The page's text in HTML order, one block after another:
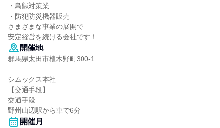
・鳥獣対策業
・防犯防災機器販売
さまざまな事業の展開で
安定経営を続ける会社です！
開催地
群馬県太田市植木野町300-1
シムックス本社
【交通手段】
交通手段
野州山辺駅から車で6分
開催月